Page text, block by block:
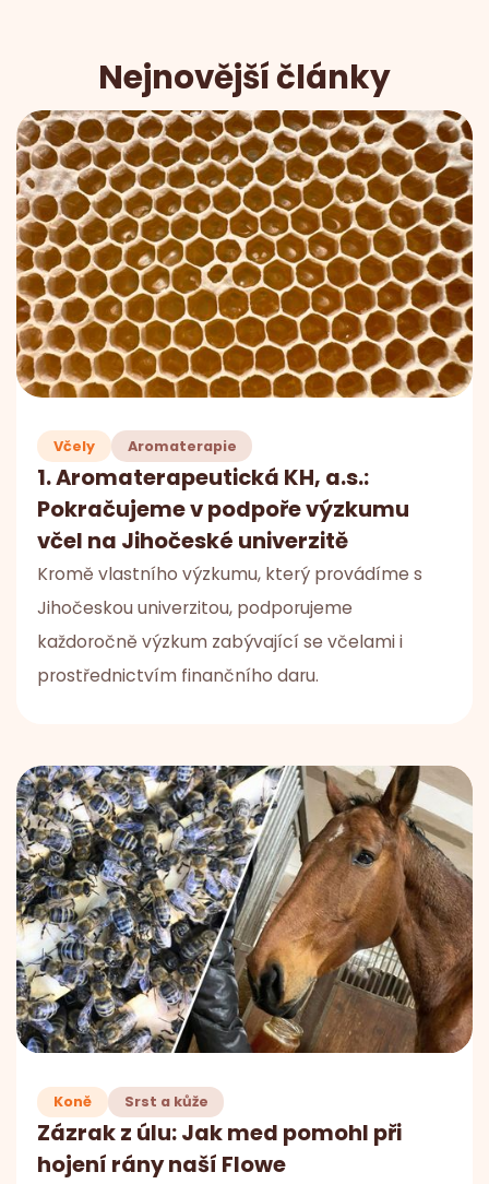
Nejnovější články
Včely Aromaterapie
1. Aromaterapeutická KH, a.s.:
Pokračujeme v podpoře výzkumu
včel na Jihočeské univerzitě
Kromě vlastního výzkumu, který provádíme s
Jihočeskou univerzitou, podporujeme
každoročně výzkum zabývající se včelami i
prostřednictvím finančního daru.
Koně Srst a kůže
Zázrak z úlu: Jak med pomohl při
hojení rány naší Flowe